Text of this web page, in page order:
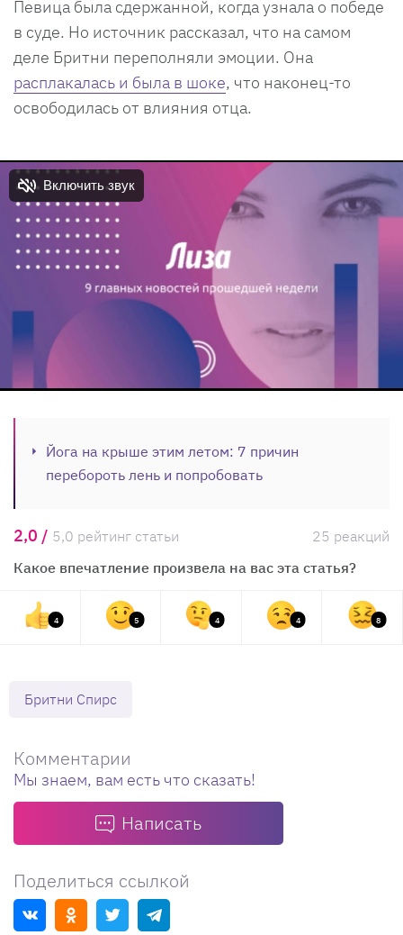
Певица была сдержанной, когда узнала о победе
в суде. Но источник рассказал, что на самом
деле Бритни переполняли эмоции. Она
расплакалась и была в шоке, что наконец-то
освободилась от влияния отца.
Йога на крыше этим летом: 7 причин
перебороть лень и попробовать
2,0 / 5,0 рейтинг статьи
25 реакций
Какое впечатление произвела на вас эта статья?
4 5 4 4 8
Бритни Спирс
Комментарии
Мы знаем, вам есть что сказать!
Написать
Поделиться ссылкой